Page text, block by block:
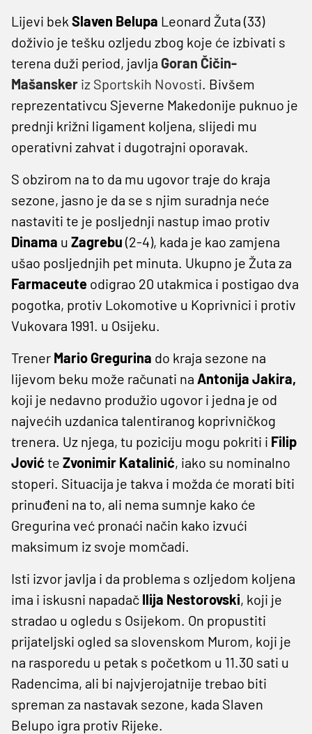
Lijevi bek Slaven Belupa Leonard Žuta (33)
doživio je tešku ozljedu zbog koje će izbivati s
terena duži period, javlja Goran Čičin-
Mašansker iz Sportskih Novosti. Bivšem
reprezentativcu Sjeverne Makedonije puknuo je
prednji križni ligament koljena, slijedi mu
operativni zahvat i dugotrajni oporavak.
S obzirom na to da mu ugovor traje do kraja
sezone, jasno je da se s njim suradnja neće
nastaviti te je posljednji nastup imao protiv
Dinama u Zagrebu (2-4), kada je kao zamjena
ušao posljednjih pet minuta. Ukupno je Žuta za
Farmaceute odigrao 20 utakmica i postigao dva
pogotka, protiv Lokomotive u Koprivnici i protiv
Vukovara 1991. u Osijeku.
Trener Mario Gregurina do kraja sezone na
lijevom beku može računati na Antonija Jakira,
koji je nedavno produžio ugovor i jedna je od
najvećih uzdanica talentiranog koprivničkog
trenera. Uz njega, tu poziciju mogu pokriti i Filip
Jović te Zvonimir Katalinić, iako su nominalno
stoperi. Situacija je takva i možda će morati biti
prinuđeni na to, ali nema sumnje kako će
Gregurina već pronaći način kako izvući
maksimum iz svoje momčadi.
Isti izvor javlja i da problema s ozljedom koljena
ima i iskusni napadač Ilija Nestorovski, koji je
stradao u ogledu s Osijekom. On propustiti
prijateljski ogled sa slovenskom Murom, koji je
na rasporedu u petak s početkom u 11.30 sati u
Radencima, ali bi najvjerojatnije trebao biti
spreman za nastavak sezone, kada Slaven
Belupo igra protiv Rijeke.